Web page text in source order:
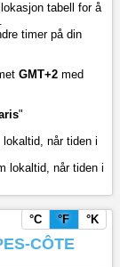
tabell for å
timer på din
GMT+2 med
"
når tiden i
lokaltid, når tiden i
CÔTE
°C °F °K